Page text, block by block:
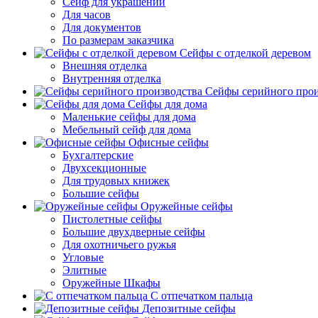
Для часов
Для документов
По размерам заказчика
Сейфы с отделкой деревом
Внешняя отделка
Внутренняя отделка
Сейфы серийного
Сейфы для дома
Маленькие сейфы для дома
Мебельный сейф для дома
Офисные сейфы
Бухгалтерские
Двухсекционные
Для трудовых книжек
Большие сейфы
Оружейные сейфы
Пистолетные сейфы
Большие двухдверные сейфы
Для охотничьего ружья
Угловые
Элитные
Оружейные Шкафы
С отпечатком пальца
Депозитные сейфы